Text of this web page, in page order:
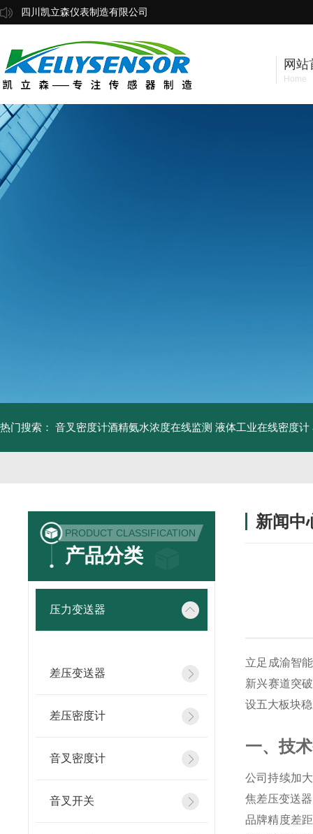
四川凯立森仪表制造有限公司
网站
Home
热门搜索： 音叉密度计酒精氨水浓度在线监测 液体工业在线密度计
PRODUCT CLASSIFICATION
产品分类
压力变送器
差压变送器
差压密度计
音叉密度计
音叉开关
新闻中
立足成渝智
新兴赛道突破
设五大板块
一、技
公司持续加
焦差压变送
品牌精度差